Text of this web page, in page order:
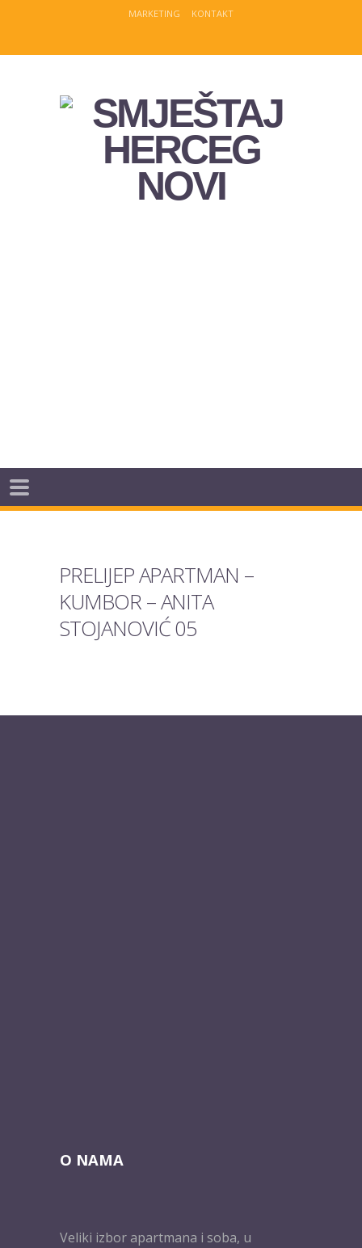
MARKETING KONTAKT
PRELIJEP APARTMAN –
KUMBOR – ANITA
STOJANOVIĆ 05
O NAMA
Veliki izbor apartmana i soba, u